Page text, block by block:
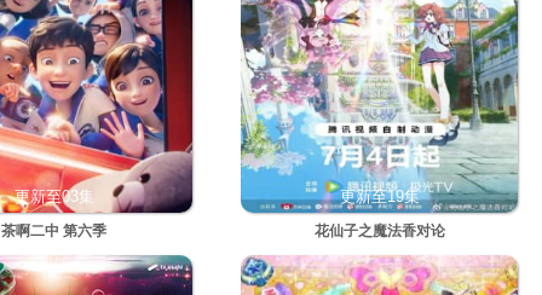
更新至03集
茶啊二中 第六季
更新至19集
花仙子之魔法香对论